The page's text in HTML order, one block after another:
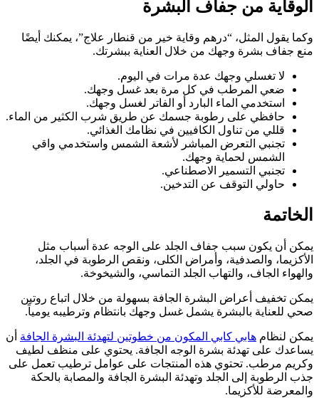
الوقاية من جفاف البشرة
وكما يقول المثل، “درهم وقاية خير من قنطار علاج”، يمكنك أيضًا
منع جفاف بشرة وجهك من خلال العناية ببشرتك.
لا تغسلي وجهك عدة مرات في اليوم.
ضعي المرطب في كل مرة بعد غسل وجهك.
استخدمي الماء البارد أو الفاتر لغسل وجهك.
حافظي على رطوبة جسمك عن طريق شرب الكثير من الماء.
قللي من تناول الكافيين في نظامك الغذائي.
تجنبي التعرض المباشر لأشعة الشمس واستخدمي واقي
الشمس لحماية وجهك.
تجنبي التسمير الاصطناعي.
حاولي التوقف عن التدخين.
الخاتمة
يمكن أن يكون سبب جفاف الجلد على الوجه عدة أسباب مثل
الأكزيما، والصدفية، وأمراض الكلى، ونقص الرطوبة في الجلد،
والهواء الجاف، والتهاب الجلد التماسي، والشيخوخة.
يمكن تخفيف أعراض البشرة الجافة بسهولة من خلال اتباع روتين
صحي للعناية بالبشرة يشمل غسل وجهك بانتظام وترطيبه يومياً.
يمكن لنظام هابي كابي المكون من خطوتين لتهدئة البشرة الجافة أن
يساعدك على تهدئة بشرة الوجه الجافة. يحتوي على منظف لطيف
وكريم مرطب. تحتوي هذه المنتجات على عوامل ترطيب تعمل على
جذب الرطوبة إلى الجلد وتهدئة البشرة الجافة والمصابة بالحكة
والمعرضة للأكزيما.